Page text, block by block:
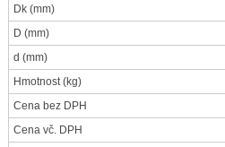
Dk (mm)
D (mm)
d (mm)
Hmotnost(kg)
Cena bez DPH
Cena vč. DPH